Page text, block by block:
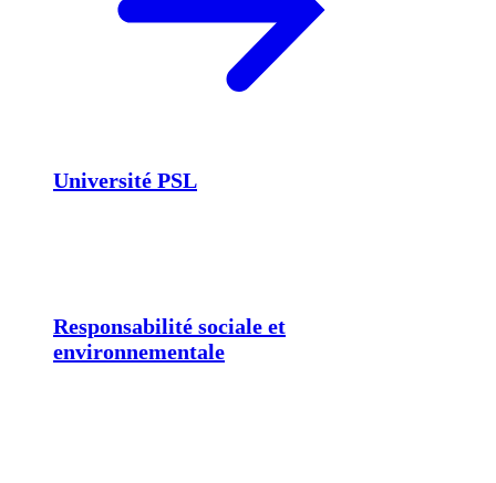
Université PSL
Responsabilité sociale et
environnementale